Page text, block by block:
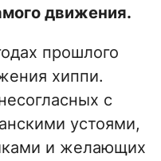
движения.
прошлого
хиппи.
с
устоями,
и желающих